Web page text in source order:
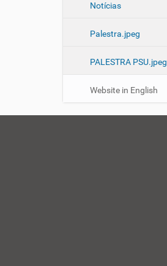
Notícias
Palestra.jpeg
PALESTRA PSU.jpeg
Website in English